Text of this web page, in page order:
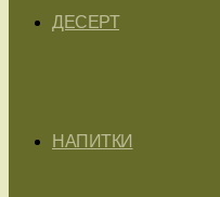
ДЕСЕРТ
НАПИТКИ